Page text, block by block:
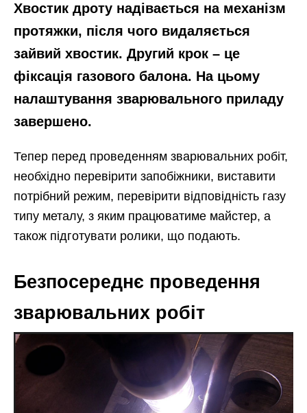
Хвостик дроту надівається на механізм
протяжки, після чого видаляється
зайвий хвостик. Другий крок – це
фіксація газового балона. На цьому
налаштування зварювального приладу
завершено.
Тепер перед проведенням зварювальних робіт,
необхідно перевірити запобіжники, виставити
потрібний режим, перевірити відповідність газу
типу металу, з яким працюватиме майстер, а
також підготувати ролики, що подають.
Безпосереднє проведення
зварювальних робіт